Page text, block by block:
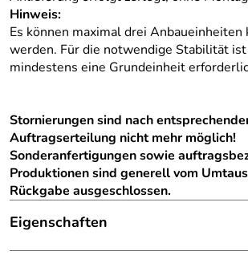
Hinweis:
Es können maximal drei
werden. Für die notwendige Stabilität
mindestens eine Grundeinheit
Stornierungen sind nach
Auftragserteilung nicht mehr möglich!
Sonderanfertigungen sowie
Produktionen sind generell vom
Rückgabe ausgeschlossen.
Eigenschaften